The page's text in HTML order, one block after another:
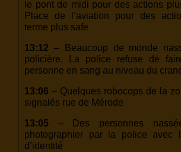
le pont de midi pour des actions
Place de l’aviation pour des
terme plus safe
13:12 – Beaucoup de monde
policière. La police refuse de
personne en sang au niveau du
13:06 – Quelques robocops de la
signalés rue de Mérode
13:05 – Des personnes
photographier par la police avec
d’identité